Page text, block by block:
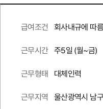
급여조건 회사내규에 따름
근무시간 주5일 (월~금)
근무형태 대체인력
근무지역 울산광역시 남구